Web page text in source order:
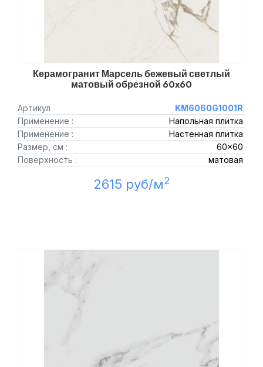
Керамогранит Марсель бежевый светлый
матовый обрезной 60x60
Артикул
KM6060G1001R
Применение :
Напольная плитка
Применение :
Настенная плитка
Размер, см :
60x60
Поверхность :
матовая
2615 руб/м2